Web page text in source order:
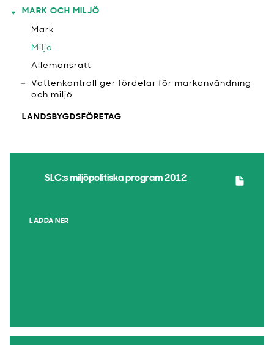
MARK OCH MILJÖ
Mark
Miljö
Allemansrätt
Vattenkontroll ger fördelar för markanvändning
och miljö
LANDSBYGDSFÖRETAG
SLC:s miljöpolitiska program 2012
LADDA NER